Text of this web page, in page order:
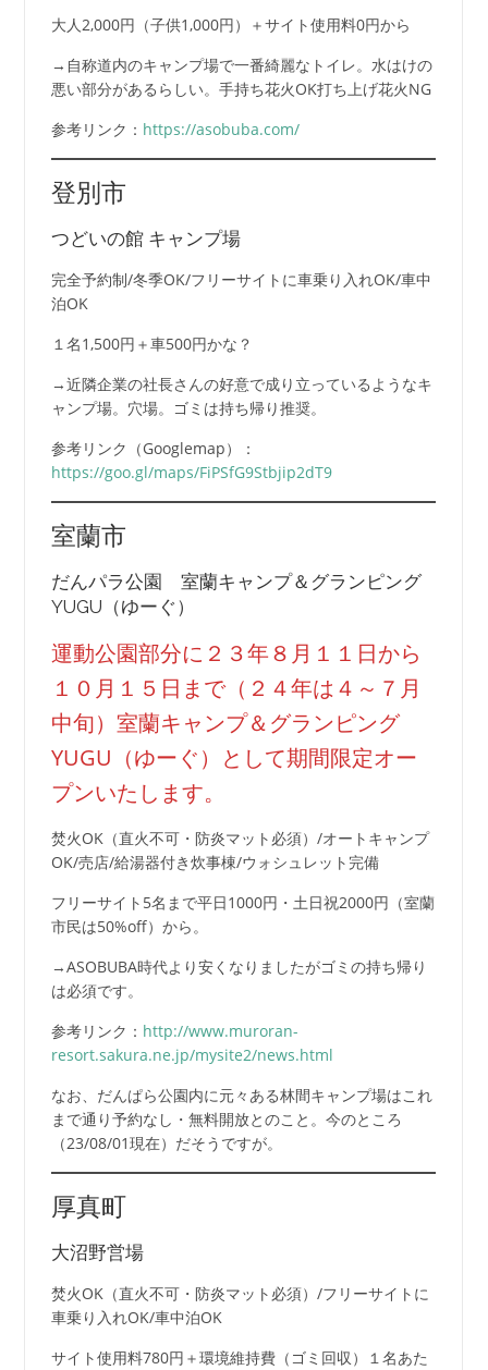
大人2,000円（子供1,000円）＋サイト使用料0円から
→自称道内のキャンプ場で一番綺麗なトイレ。水はけの
悪い部分があるらしい。手持ち花火OK打ち上げ花火NG
参考リンク： https://asobuba.com/
登別市
つどいの館 キャンプ場
完全予約制/冬季OK/フリーサイトに車乗り入れOK/車中
泊OK
１名1,500円＋車500円かな？
→近隣企業の社長さんの好意で成り立っているようなキ
ャンプ場。穴場。ゴミは持ち帰り推奨。
参考リンク（Googlemap）：
https://goo.gl/maps/FiPSfG9Stbjip2dT9
室蘭市
だんパラ公園 室蘭キャンプ＆グランピング
YUGU（ゆーぐ）
運動公園部分に２３年８月１１日から
１０月１５日まで（２４年は４～７月
中旬）室蘭キャンプ＆グランピング
YUGU（ゆーぐ）として期間限定オー
プンいたします。
焚火OK（直火不可・防炎マット必須）/オートキャンプ
OK/売店/給湯器付き炊事棟/ウォシュレット完備
フリーサイト5名まで平日1000円・土日祝2000円（室蘭
市民は50%off）から。
→ASOBUBA時代より安くなりましたがゴミの持ち帰り
は必須です。
参考リンク： http://www.muroran-
resort.sakura.ne.jp/mysite2/news.html
なお、だんぱら公園内に元々ある林間キャンプ場はこれ
まで通り予約なし・無料開放とのこと。今のところ
（23/08/01現在）だそうですが。
厚真町
大沼野営場
焚火OK（直火不可・防炎マット必須）/フリーサイトに
車乗り入れOK/車中泊OK
サイト使用料780円＋環境維持費（ゴミ回収）１名あた